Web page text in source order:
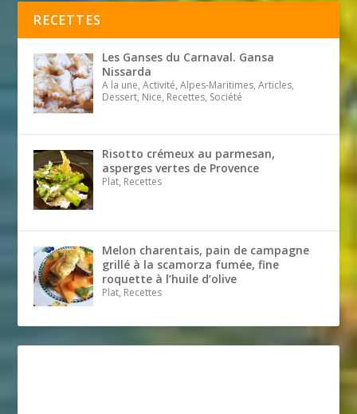
RECETTES
Les Ganses du Carnaval. Gansa
Nissarda
A la une, Activité, Alpes-Maritimes, Articles,
Dessert, Nice, Recettes, Société
Risotto crémeux au parmesan,
asperges vertes de Provence
Plat, Recettes
Melon charentais, pain de campagne
grillé à la scamorza fumée, fine
roquette à l’huile d’olive
Plat, Recettes